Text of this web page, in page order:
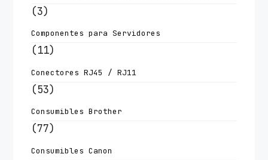
(3)
Componentes para Servidores
(11)
Conectores RJ45 / RJ11
(53)
Consumibles Brother
(77)
Consumibles Canon